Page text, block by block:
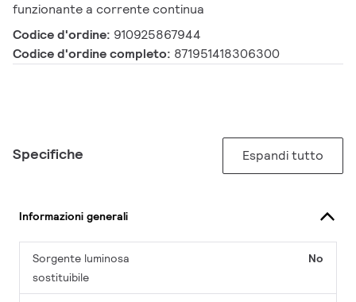
funzionante a corrente continua
Codice d'ordine: 910925867944
Codice d'ordine completo: 871951418306300
Specifiche Espandi tutto
Informazioni generali
Sorgente luminosa
sostituibile
No